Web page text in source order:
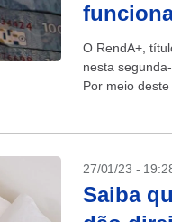
O RendA+,
nesta
Por meio
27/01/23 -
Saiba